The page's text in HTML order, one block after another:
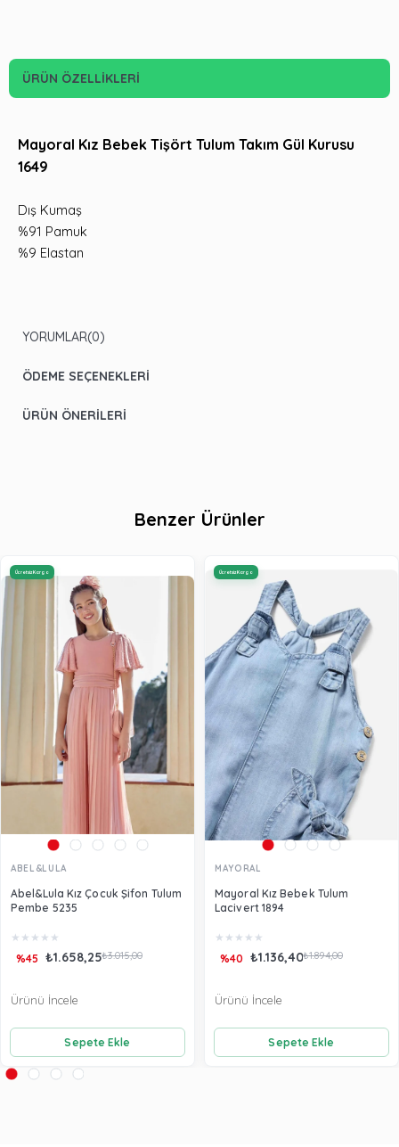
ÜRÜN ÖZELLIKLERI
Mayoral Kız Bebek Tişört Tulum Takım Gül Kurusu
1649
Dış Kumaş
%91 Pamuk
%9 Elastan
YORUMLAR(0)
ÖDEME SEÇENEKLERI
ÜRÜN ÖNERILERI
Benzer Ürünler
ABEL&LULA
Abel&Lula Kız Çocuk Şifon Tulum
Pembe 5235
★ ★ ★ ★ ★
₺1.658,25₺3.015,00
%45
Sepete Ekle
Ürünü İncele
Ücretsiz Kargo
MAYORAL
Mayoral Kız Bebek Tulum
Lacivert 1894
★ ★ ★ ★ ★
₺1.136,40₺1.894,00
%40
Sepete Ekle
Ürünü İncele
Ücretsiz Kargo